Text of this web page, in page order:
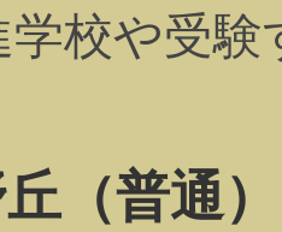
学校や受
（普通）